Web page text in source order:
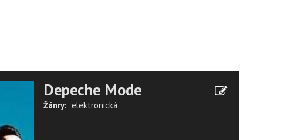
Depeche Mode
Žánry: elektronická